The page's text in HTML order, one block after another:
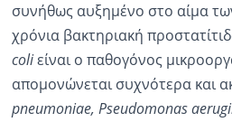
συνήθως αυξημένο στο αίμα
χρόνια βακτηριακή
coliείναι ο παθογόνος
απομονώνεται συχνότερα και
pneumoniae, Pseudomonas